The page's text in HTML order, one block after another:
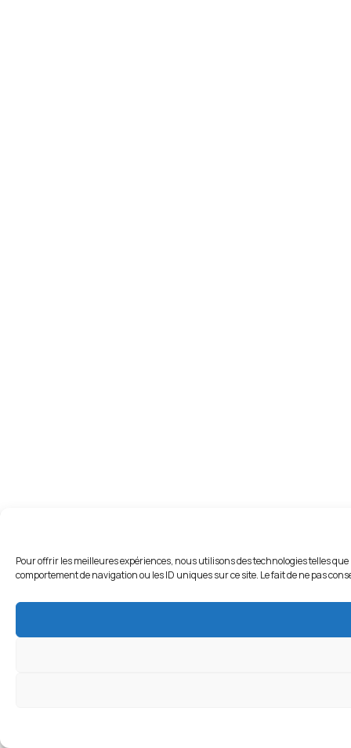
Pour offrir les meilleures expériences, nous utilisons des technologies telles
comportement de navigation ou les ID uniques sur ce site. Le fait de ne pas